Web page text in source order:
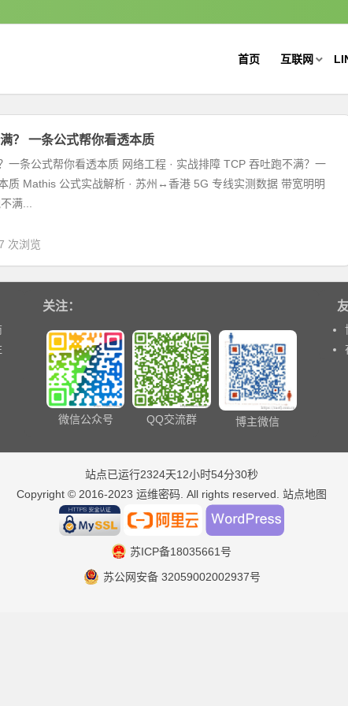
首页 互联网
？ 一条公式帮你看透本质
一条公式帮你看透本质 网络工程 · 实战排障 TCP 吞吐跑不满？一
质 Mathis 公式实战解析 · 苏州↔香港 5G 专线实测数据 带宽明明
满...
次浏览
关注：
微信公众号 QQ交流群 博主微信
站点已运行2324天12小时54分30秒
Copyright © 2016-2023 运维密码 . All rights reserved. 站点地图
苏ICP备18035661号
苏公网安备 32059002002937号